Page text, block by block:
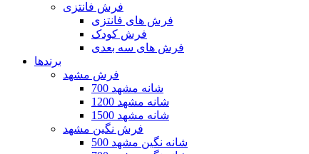
فرش فانتزی
فرش های فانتزی
فرش کودک
فرش های سه بعدی
برندها
فرش مشهد
700 شانه مشهد
1200 شانه مشهد
1500 شانه مشهد
فرش نگین مشهد
500 شانه نگین مشهد